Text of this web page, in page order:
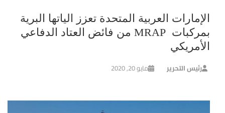
الإمارات العربية المتحدة تعزز الياتها البرية
بمركبات MRAP من فائض العتاد الدفاعي
الأمريكي
رئيس التحرير مايو 20, 2020